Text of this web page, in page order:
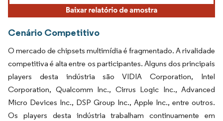
Cenário Competitivo
O mercado de chipsets multimídia é fragmentado. A rivalidade
competitiva é alta entre os participantes. Alguns dos principais
players desta indústria são VIDIA Corporation, Intel
Corporation, Qualcomm Inc., Cirrus Logic Inc., Advanced
Micro Devices Inc., DSP Group Inc., Apple Inc., entre outros.
Os players desta indústria trabalham continuamente em